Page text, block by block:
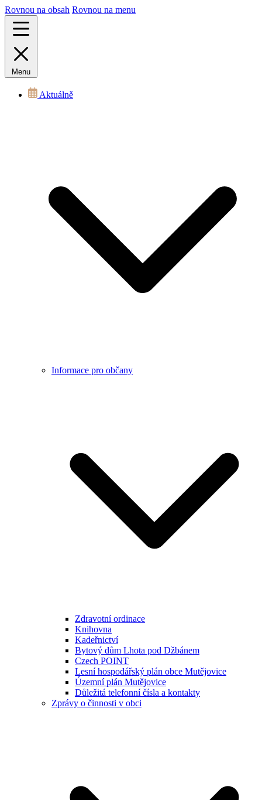
Rovnou na obsah Rovnou na menu
Menu
Aktuálně
Informace pro občany
Zdravotní ordinace
Knihovna
Kadeřnictví
Bytový dům Lhota pod Džbánem
Czech POINT
Lesní hospodářský plán obce Mutějovice
Územní plán Mutějovice
Důležitá telefonní čísla a kontakty
Zprávy o činnosti v obci